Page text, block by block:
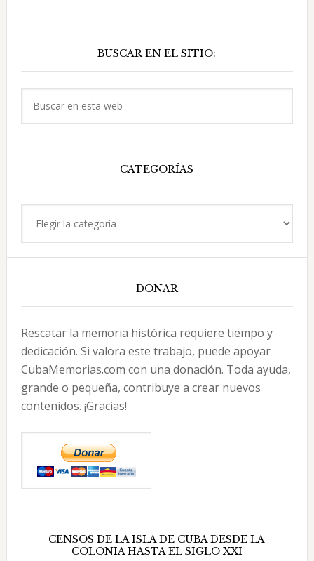
principal
BUSCAR EN EL SITIO:
CATEGORÍAS
DONAR
Rescatar la memoria histórica requiere tiempo y
dedicación. Si valora este trabajo, puede apoyar
CubaMemorias.com con una donación. Toda ayuda,
grande o pequeña, contribuye a crear nuevos
contenidos. ¡Gracias!
CENSOS DE LA ISLA DE CUBA DESDE LA
COLONIA HASTA EL SIGLO XXI